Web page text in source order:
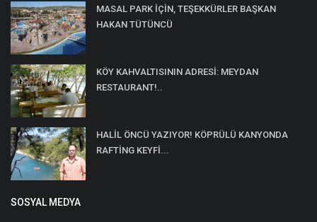
MASAL PARK İÇİN, TEŞEKKÜRLER BAŞKAN
HAKAN TÜTÜNCÜ
KÖY KAHVALTISININ ADRESİ: MEYDAN
RESTAURANT!..
HALİL ÖNCÜ YAZIYOR! KÖPRÜLÜ KANYONDA
RAFTİNG KEYFİ...
SOSYAL MEDYA